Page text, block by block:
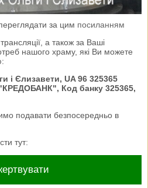
за цим посиланням
а також за Ваші
нашого храму, які Ви можете
і Єлизавети, UA 96 325365
Код банку 325365,
подавати безпосередньо в
тут: